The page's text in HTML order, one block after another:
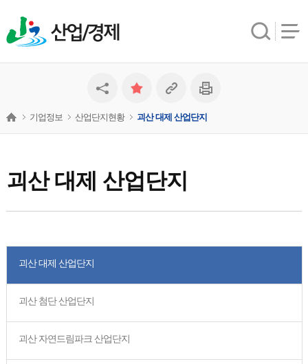
산업/경제
괴산 대제 산업단지
기업정보 산업단지현황 괴산 대제 산업단지
괴산 대제 산업단지
괴산 첨단 산업단지
괴산 자연드림파크 산업단지